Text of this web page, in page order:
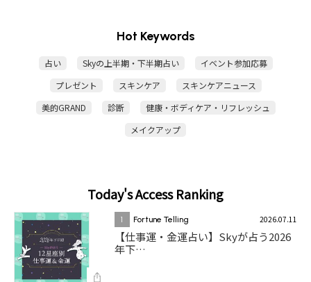
Hot Keywords
占い Skyの上半期・下半期占い
イベント参加応募
プレゼント
スキンケア
スキンケアニュース
美的GRAND
診断
健康・ボディケア・リフレッシュ
メイクアップ
Today's Access Ranking
1 Fortune Telling 2026.07.11
【仕事運・金運占い】Skyが占う2026
年下…